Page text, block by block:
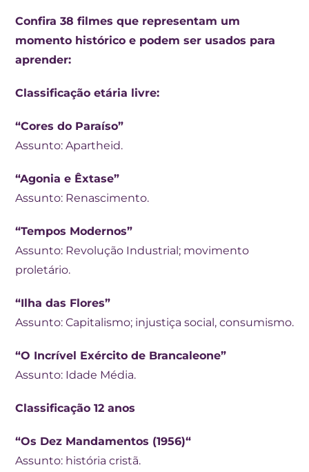
Confira 38 filmes que representam um
momento histórico e podem ser usados para
aprender:
Classificação etária livre:
“Cores do Paraíso”
Assunto: Apartheid.
“Agonia e Êxtase”
Assunto: Renascimento.
“Tempos Modernos”
Assunto: Revolução Industrial; movimento
proletário.
“Ilha das Flores”
Assunto: Capitalismo; injustiça social, consumismo.
“O Incrível Exército de Brancaleone”
Assunto: Idade Média.
Classificação 12 anos
“Os Dez Mandamentos (1956)“
Assunto: história cristã.